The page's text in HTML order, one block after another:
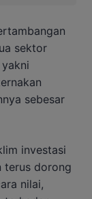
sektor
sebesar
investasi
terus dorong
nilai,